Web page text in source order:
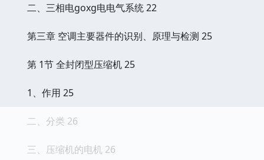
二、三相电goxg电电气系统 22
第三章 空调主要器件的识别、原理与检测 25
第 1节 全封闭型压缩机 25
1、作用 25
二、分类 26
三、压缩机的电机 26